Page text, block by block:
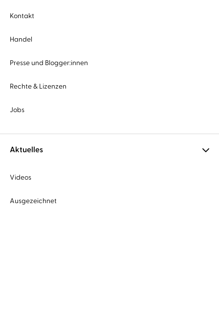
Kontakt
Handel
Presse und Blogger:innen
Rechte & Lizenzen
Jobs
Aktuelles
Videos
Ausgezeichnet